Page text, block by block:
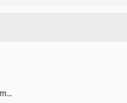
Fulmini realistici lampeggia raccolta di immagini bianche di fulmini monocromatici isolati su trasparente con testo